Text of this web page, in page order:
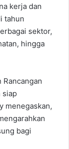
kerja dan
tahun
sektor,
hingga
siap
menegaskan,
bagi